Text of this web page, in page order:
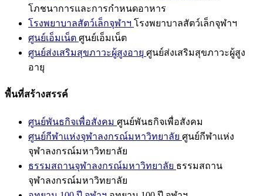
โภชนาการและการกำหนดอาหาร
โรงพยาบาลสัตว์เล็กจุฬาฯ โรงพยาบาลสัตว์เล็กจุฬาฯ
ศูนย์เอ็มเน็ต ศูนย์เอ็มเน็ต
ศูนย์ส่งเสริมสุขภาวะผู้สูงอายุ ศูนย์ส่งเสริมสุขภาวะผู้สูง
อายุ
พื้นที่สร้างสรรค์
ศูนย์พันธกิจเพื่อสังคม ศูนย์พันธกิจเพื่อสังคม
ศูนย์กีฬาแห่งจุฬาลงกรณ์มหาวิทยาลัย ศูนย์กีฬาแห่ง
จุฬาลงกรณ์มหาวิทยาลัย
ธรรมสถานจุฬาลงกรณ์มหาวิทยาลัย ธรรมสถาน
จุฬาลงกรณ์มหาวิทยาลัย